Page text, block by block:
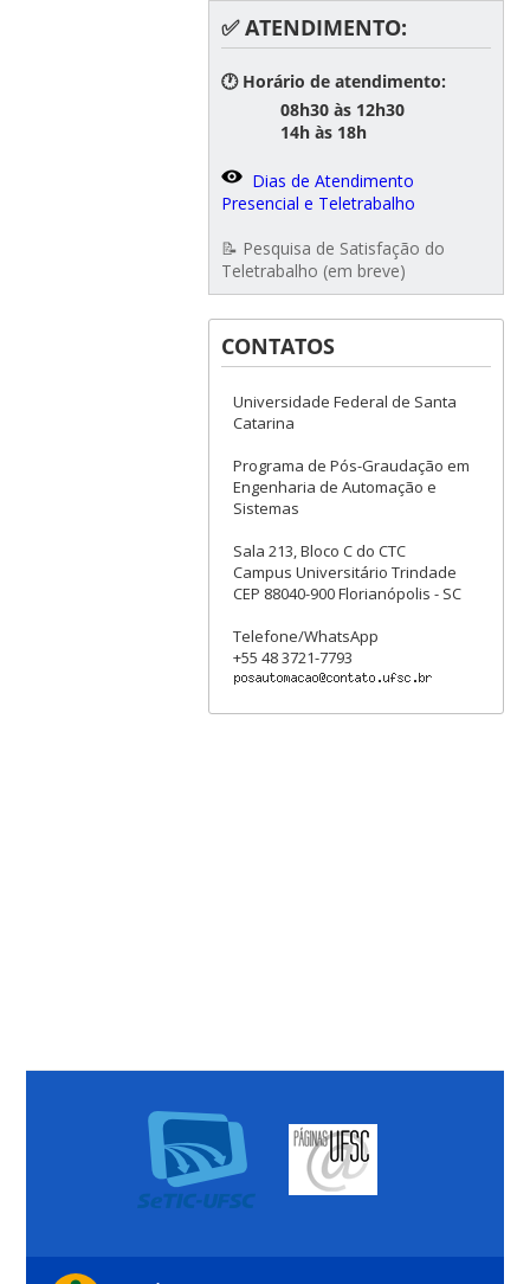
✅ ATENDIMENTO:
🕐 Horário de atendimento:
08h30 às 12h30
14h às 18h
Dias de Atendimento
Presencial e Teletrabalho
📝 Pesquisa de Satisfação do
Teletrabalho (em breve)
CONTATOS
Universidade Federal de Santa
Catarina
Programa de Pós-Graudação em
Engenharia de Automação e
Sistemas
Sala 213, Bloco C do CTC
Campus Universitário Trindade
CEP 88040-900 Florianópolis - SC
Telefone/WhatsApp
+55 48 3721-7793